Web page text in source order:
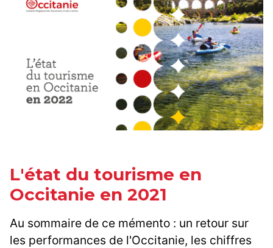
L'état du tourisme en
Occitanie en 2021
Au sommaire de ce mémento : un retour sur
les performances de l'Occitanie, les chiffres